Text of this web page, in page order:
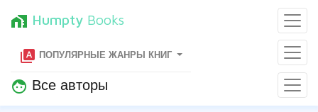
home_work Humpty Books
type_specimen ПОПУЛЯРНЫЕ ЖАНРЫ КНИГ
face Все авторы